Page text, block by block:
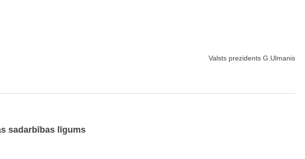
Valsts prezidents G.Ulmanis
sadarbības līgums